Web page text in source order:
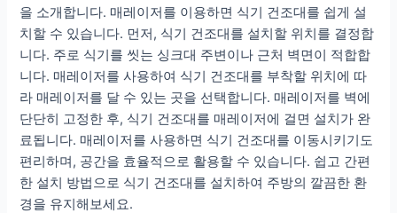
을 소개합니다. 매레이저를 이용하면 식기 건조대를 쉽게 설
치할 수 있습니다. 먼저, 식기 건조대를 설치할 위치를 결정합
니다. 주로 식기를 씻는 싱크대 주변이나 근처 벽면이 적합합
니다. 매레이저를 사용하여 식기 건조대를 부착할 위치에 따
라 매레이저를 달 수 있는 곳을 선택합니다. 매레이저를 벽에
단단히 고정한 후, 식기 건조대를 매레이저에 걸면 설치가 완
료됩니다. 매레이저를 사용하면 식기 건조대를 이동시키기도
편리하며, 공간을 효율적으로 활용할 수 있습니다. 쉽고 간편
한 설치 방법으로 식기 건조대를 설치하여 주방의 깔끔한 환
경을 유지해보세요.